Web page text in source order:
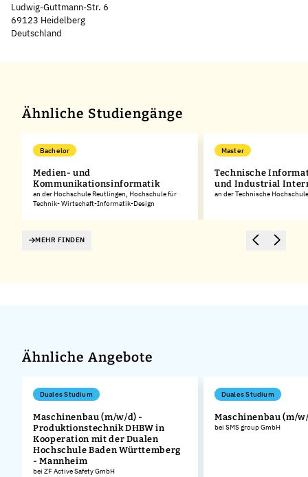
Ludwig-Guttmann-Str. 6
69123 Heidelberg
Deutschland
Ähnliche Studiengänge
Bachelor
Medien- und
Kommunikationsinformatik
an der Hochschule Reutlingen, Hochschule für
Technik- Wirtschaft-Informatik-Design
Master
Technische
und Industrial
an der Technische
MEHR FINDEN
Ähnliche Angebote
Duales Studium
Maschinenbau (m/w/d) -
Produktionstechnik DHBW in
Kooperation mit der Dualen
Hochschule Baden Württemberg
- Mannheim
bei ZF Active Safety GmbH
Duales Studium
Maschinenbau (m/
bei SMS group GmbH